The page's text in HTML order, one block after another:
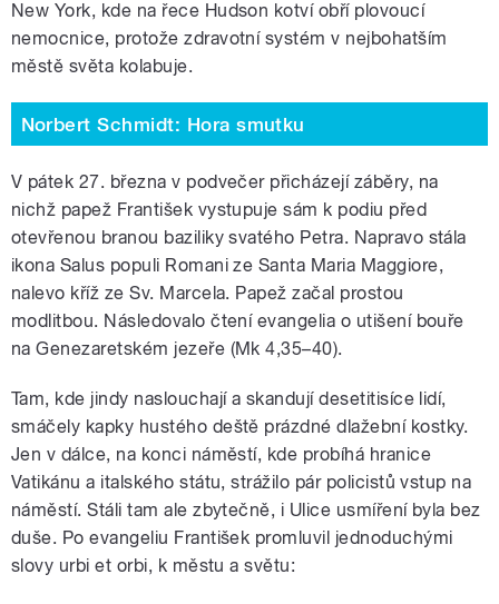
New York, kde na řece Hudson kotví obří plovoucí
nemocnice, protože zdravotní systém v nejbohatším
městě světa kolabuje.
Norbert Schmidt: Hora smutku
V pátek 27. března v podvečer přicházejí záběry, na
nichž papež František vystupuje sám k podiu před
otevřenou branou baziliky svatého Petra. Napravo stála
ikona Salus populi Romani ze Santa Maria Maggiore,
nalevo kříž ze Sv. Marcela. Papež začal prostou
modlitbou. Následovalo čtení evangelia o utišení bouře
na Genezaretském jezeře (Mk 4,35–40).
Tam, kde jindy naslouchají a skandují desetitisíce lidí,
smáčely kapky hustého deště prázdné dlažební kostky.
Jen v dálce, na konci náměstí, kde probíhá hranice
Vatikánu a italského státu, strážilo pár policistů vstup na
náměstí. Stáli tam ale zbytečně, i Ulice usmíření byla bez
duše. Po evangeliu František promluvil jednoduchými
slovy urbi et orbi, k městu a světu: